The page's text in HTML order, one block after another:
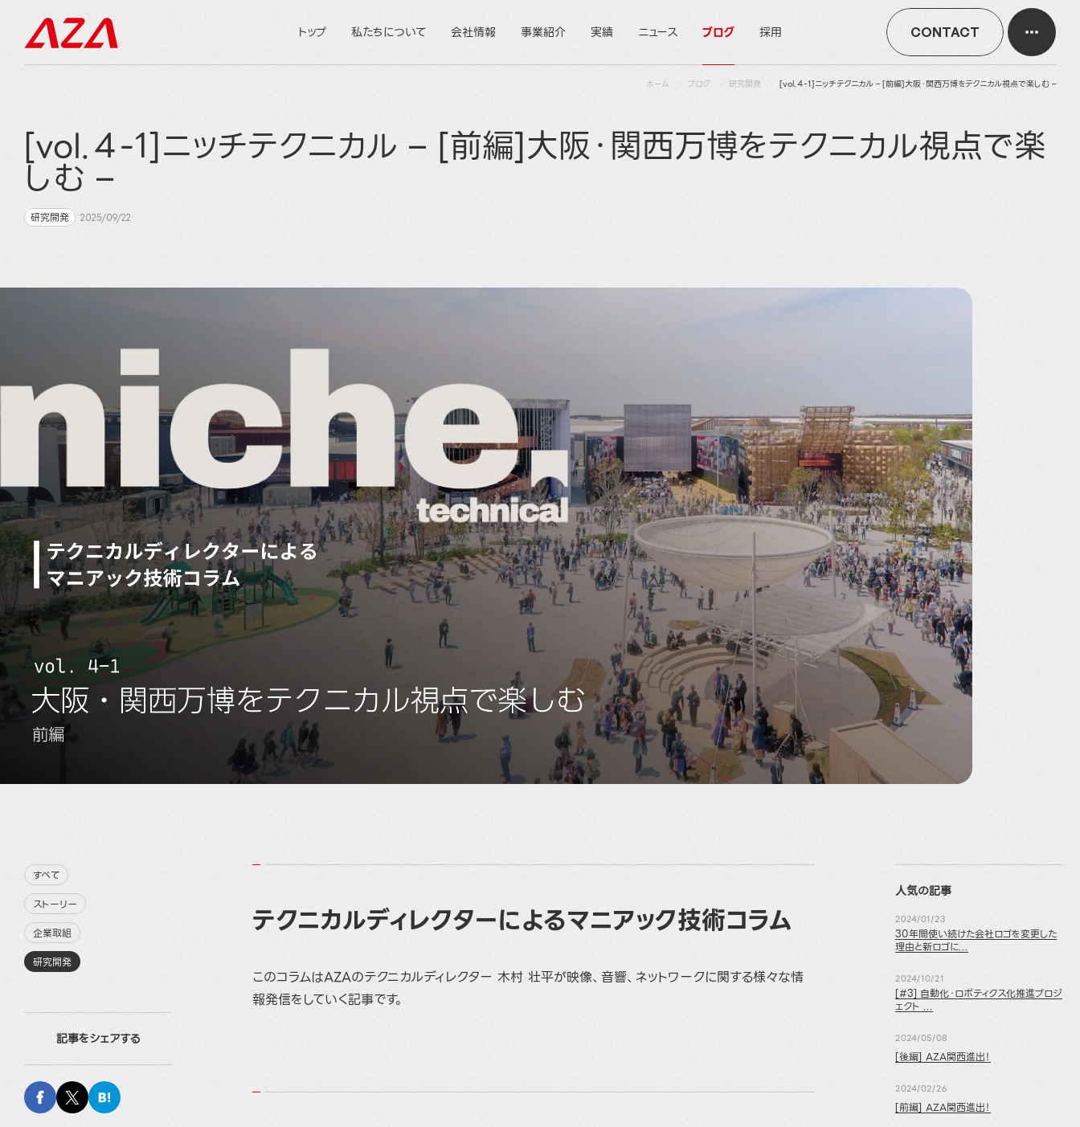
CONTACT
トップ 私たちについて 会社情報 事業紹介 実績 ニュース ブログ 採用
ホーム ブログ 研究開発 [vol.４-1]ニッチテクニカル – [前編]大阪・関西万博をテクニカル視点で楽しむ –
[vol.４-1]ニッチテクニカル – [前編]大阪・関西万博をテクニカル視点で楽
しむ –
研究開発 2025/09/22
すべて
ストーリー
企業取組
研究開発
記事をシェアする
テクニカルディレクターによるマニアック技術コラム
このコラムはAZAのテクニカルディレクター 木村 壮平が映像、音響、ネットワークに関する様々な情
報発信をしていく記事です。
人気の記事
2024/01/23
30年間使い続けた会社ロゴを変更した
理由と新ロゴに...
2024/10/21
[#3] 自動化・ロボティクス化推進プロジ
ェクト ...
2024/05/08
[後編] AZA関西進出！
2024/02/26
[前編] AZA関西進出！